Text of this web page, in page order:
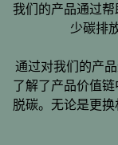
我们的产品通过
少碳排
通过对我们的产
了解了产品价值
脱碳。无论是更